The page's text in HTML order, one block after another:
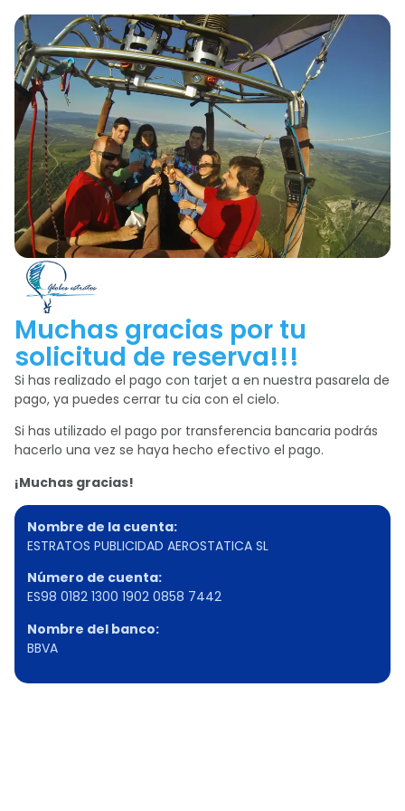
Muchas gracias por tu
solicitud de reserva!!!
Si has realizado el pago con tarjet a en nuestra pasarela de
pago, ya puedes cerrar tu cia con el cielo.
Si has utilizado el pago por transferencia bancaria podrás
hacerlo una vez se haya hecho efectivo el pago.
¡Muchas gracias!
Nombre de la cuenta:
ESTRATOS PUBLICIDAD AEROSTATICA SL
Número de cuenta:
ES98 0182 1300 1902 0858 7442
Nombre del banco:
BBVA